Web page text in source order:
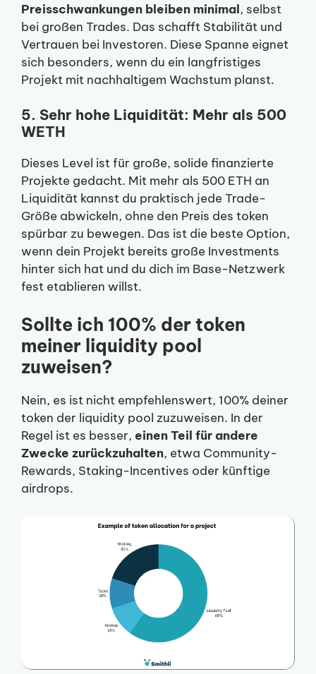
Preisschwankungen bleiben minimal, selbst
bei großen Trades. Das schafft Stabilität und
Vertrauen bei Investoren. Diese Spanne eignet
sich besonders, wenn du ein langfristiges
Projekt mit nachhaltigem Wachstum planst.
5. Sehr hohe Liquidität: Mehr als 500
WETH
Dieses Level ist für große, solide finanzierte
Projekte gedacht. Mit mehr als 500 ETH an
Liquidität kannst du praktisch jede Trade-
Größe abwickeln, ohne den Preis des token
spürbar zu bewegen. Das ist die beste Option,
wenn dein Projekt bereits große Investments
hinter sich hat und du dich im Base-Netzwerk
fest etablieren willst.
Sollte ich 100% der token
meiner liquidity pool
zuweisen?
Nein, es ist nicht empfehlenswert, 100% deiner
token der liquidity pool zuzuweisen. In der
Regel ist es besser, einen Teil für andere
Zwecke zurückzuhalten, etwa Community-
Rewards, Staking-Incentives oder künftige
airdrops.